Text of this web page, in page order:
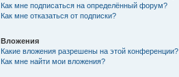
Как мне подписаться на определённый форум?
Как мне отказаться от подписки?
Вложения
Какие вложения разрешены на этой конференции?
Как мне найти мои вложения?